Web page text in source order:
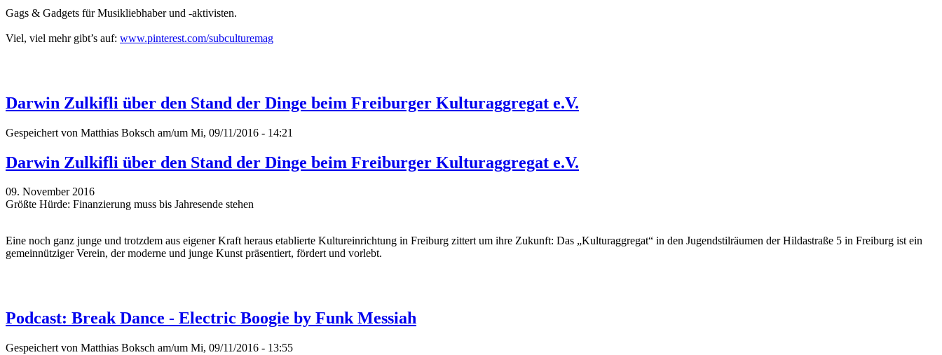
Gags & Gadgets für Musikliebhaber und -aktivisten.
Viel, viel mehr gibt’s auf: www.pinterest.com/subculturemag
Darwin Zulkifli über den Stand der Dinge beim Freiburger Kulturaggregat e.V.
Gespeichert von Matthias Boksch am/um Mi, 09/11/2016 - 14:21
Darwin Zulkifli über den Stand der Dinge beim Freiburger Kulturaggregat e.V.
09. November 2016
Größte Hürde: Finanzierung muss bis Jahresende stehen
Eine noch ganz junge und trotzdem aus eigener Kraft heraus etablierte Kultureinrichtung in Freiburg zittert um ihre Zukunft: Das „Kulturaggregat“ in den Jugendstilräumen der Hildastraße 5 in Freiburg ist ein
gemeinnütziger Verein, der moderne und junge Kunst präsentiert, fördert und vorlebt.
Podcast: Break Dance - Electric Boogie by Funk Messiah
Gespeichert von Matthias Boksch am/um Mi, 09/11/2016 - 13:55